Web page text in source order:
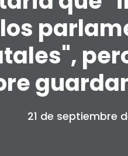
los
21 de septiembre